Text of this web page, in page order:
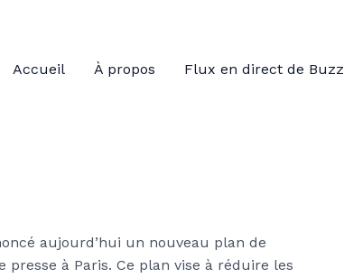
Accueil À propos Flux en direct de Buzz
aujourd’hui un nouveau plan de
à Paris. Ce plan vise à réduire les